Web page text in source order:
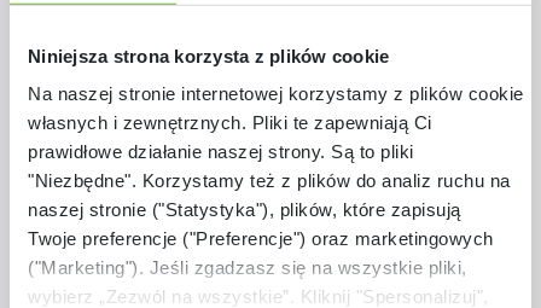
Niniejsza strona korzysta z plików cookie
Na naszej stronie internetowej korzystamy z plików cookie:
własnych i zewnętrznych. Pliki te zapewniają Ci
prawidłowe działanie naszej strony. Są to pliki
"Niezbędne". Korzystamy też z plików do analiz ruchu na
naszej stronie ("Statystyka"), plików, które zapisują
Twoje preferencje ("Preferencje") oraz marketingowych
("Marketing"). Jeśli zgadzasz się na wszystkie pliki,
wybierz „Zezwól na wszystkie”. Kliknij "Spersonalizuj",
Komoda wysoka z witryną w ramie
aluminiowej
Kod produktu:D094359-05
1 799,90 zł